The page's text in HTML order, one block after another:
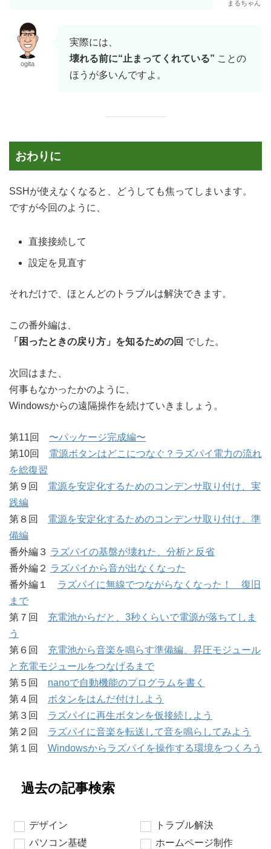
まるちゃん
ogita
実際には、
壊れる前に“止まってくれている” ことの
ほうが多いんですよ。
おわりに
SSHが使えなくなると、どうしても焦ってしまいます。
ですが今回のように、
直接接続して
設定を見直す
それだけで、ほとんどのトラブルは解決できます。
この番外編は、
「困ったときの戻り方」を知るための回 でした。
次回はまた、
何事もなかったかのように、
Windowsからの遠隔操作を続けていきましょう。
第11回 〜パッケージ完成編〜
第10回 電源ボタンはどこにつなぐ？ラズパイ電力の流れ
を総復習
第９回 電源を安定化するためのコンデンサ取り付け、実
践編
第８回 電源を安定化するためのコンデンサ取り付け、準
備編
番外編３ ラズパイの基盤が壊れた、分析と反省
番外編２ ラズパイから音が出なくなった
番外編１ ラズパイに無線でつながらなくなった！ 復旧
まで
第７回 充電池からだと、3秒くらいで電源が落ちてしま
う
第６回 充電池から音楽を鳴らす準備編、昇圧モジュール
と充電モジュールをつなげるまで
第５回 nanoで自動機能のプログラムを書く
第４回 ボタンをはんだ付けしよう
第３回 ラズパイに再生ボタンを仮接続しよう
第２回 ラズパイに音楽を転送して音を鳴らしてみよう
第１回 Windowsからラズパイを操作する環境をつくろう
過去の記事検索
デザイン
トラブル解決
パソコン基礎
ホームページ制作